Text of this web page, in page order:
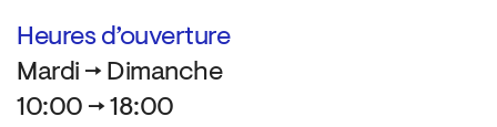
Heures d’ouverture
Mardi → Dimanche
10:00 → 18:00